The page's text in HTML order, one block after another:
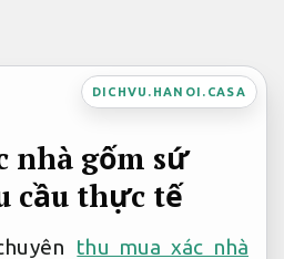
DICHVU.HANOI.CASA
nhà gốm sứ
cầu thực tế
thu mua xác nhà